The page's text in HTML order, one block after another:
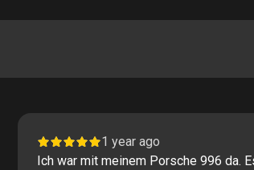
1 year ago
Ich war mit meinem Porsche 996 da.